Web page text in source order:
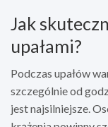
Jak
upałami?
Podczas upałów
szczególnie od
jest najsilniejsze.